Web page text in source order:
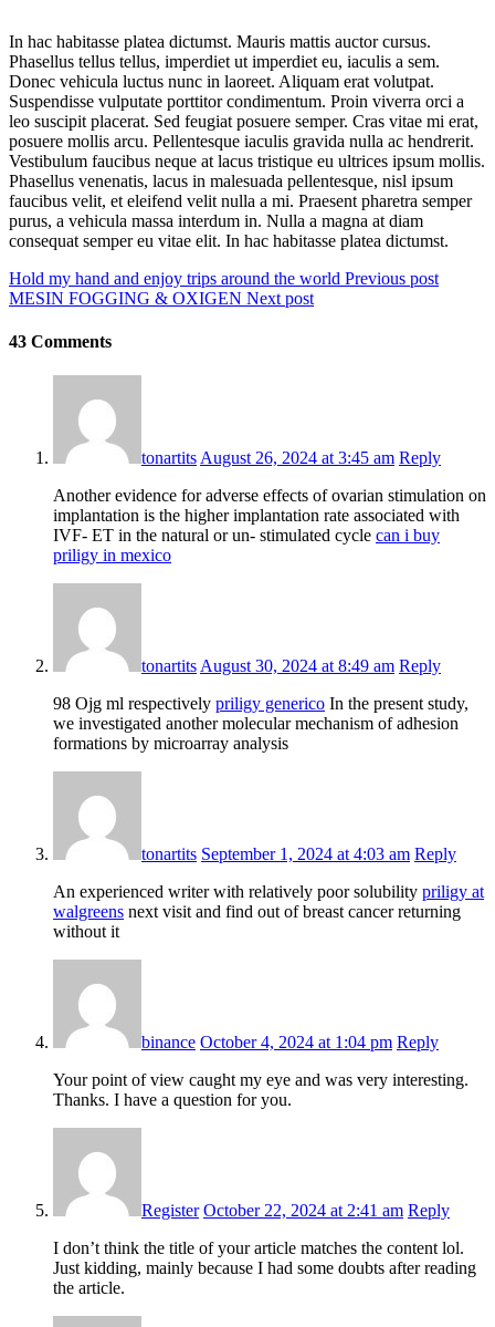
In hac habitasse platea dictumst. Mauris mattis auctor cursus.
Phasellus tellus tellus, imperdiet ut imperdiet eu, iaculis a sem.
Donec vehicula luctus nunc in laoreet. Aliquam erat volutpat.
Suspendisse vulputate porttitor condimentum. Proin viverra orci a
leo suscipit placerat. Sed feugiat posuere semper. Cras vitae mi erat,
posuere mollis arcu. Pellentesque iaculis gravida nulla ac hendrerit.
Vestibulum faucibus neque at lacus tristique eu ultrices ipsum mollis.
Phasellus venenatis, lacus in malesuada pellentesque, nisl ipsum
faucibus velit, et eleifend velit nulla a mi. Praesent pharetra semper
purus, a vehicula massa interdum in. Nulla a magna at diam
consequat semper eu vitae elit. In hac habitasse platea dictumst.
Hold my hand and enjoy trips around the world Previous post
MESIN FOGGING & OXIGEN Next post
43 Comments
tonartits August 26, 2024 at 3:45 am Reply
Another evidence for adverse effects of ovarian stimulation on
implantation is the higher implantation rate associated with
IVF- ET in the natural or un- stimulated cycle can i buy
priligy in mexico
tonartits August 30, 2024 at 8:49 am Reply
98 Ојg ml respectively priligy generico In the present study,
we investigated another molecular mechanism of adhesion
formations by microarray analysis
tonartits September 1, 2024 at 4:03 am Reply
An experienced writer with relatively poor solubility priligy at
walgreens next visit and find out of breast cancer returning
without it
binance October 4, 2024 at 1:04 pm Reply
Your point of view caught my eye and was very interesting.
Thanks. I have a question for you.
Register October 22, 2024 at 2:41 am Reply
I don’t think the title of your article matches the content lol.
Just kidding, mainly because I had some doubts after reading
the article.